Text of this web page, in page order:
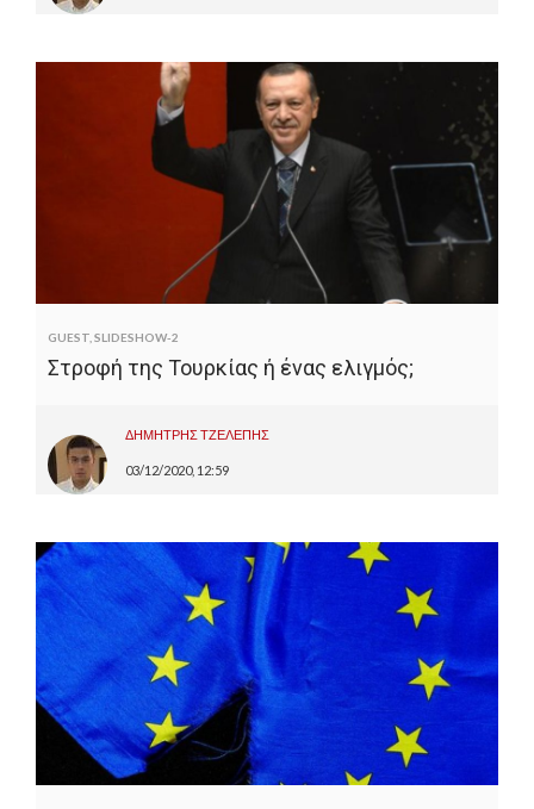
GUEST,SLIDESHOW-2
Στροφή της Τουρκίας ή ένας ελιγμός;
ΔΗΜΗΤΡΗΣ ΤΖΕΛΕΠΗΣ
03/12/2020, 12:59